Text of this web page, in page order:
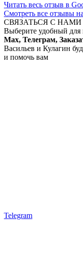
Читать весь отзыв в
Смотреть все отзывы
СВЯЗАТЬСЯ С
Выберите удобный для
Max, Телеграм,
Васильев и Кулагин
и помочь вам
Telegram